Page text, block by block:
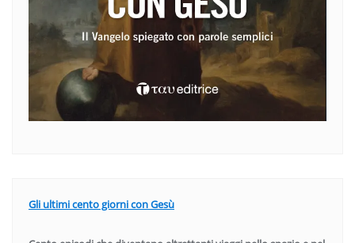
Gli ultimi cento giorni con Gesù